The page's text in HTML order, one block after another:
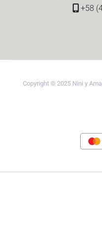
+58
Copyright © 2025 Nini y